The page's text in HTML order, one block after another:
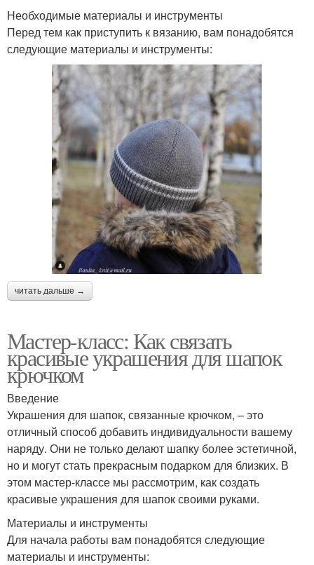
Необходимые материалы и инструменты
Перед тем как приступить к вязанию, вам понадобятся
следующие материалы и инструменты:
читать дальше →
Мастер-класс: Как связать
красивые украшения для шапок
крючком
Введение
Украшения для шапок, связанные крючком, – это
отличный способ добавить индивидуальности вашему
наряду. Они не только делают шапку более эстетичной,
но и могут стать прекрасным подарком для близких. В
этом мастер-классе мы рассмотрим, как создать
красивые украшения для шапок своими руками.
Материалы и инструменты
Для начала работы вам понадобятся следующие
материалы и инструменты: